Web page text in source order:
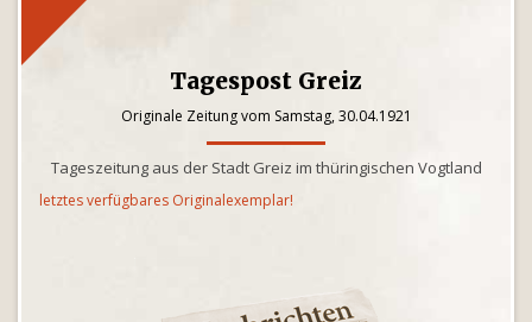
Tagespost Greiz
Originale Zeitung vom Samstag, 30.04.1921
Tageszeitung aus der Stadt Greiz im thüringischen Vogtland
letztes verfügbares Originalexemplar!